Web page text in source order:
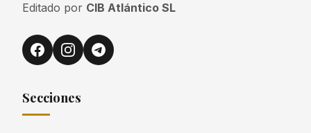
Editado por CIB Atlántico SL
Secciones